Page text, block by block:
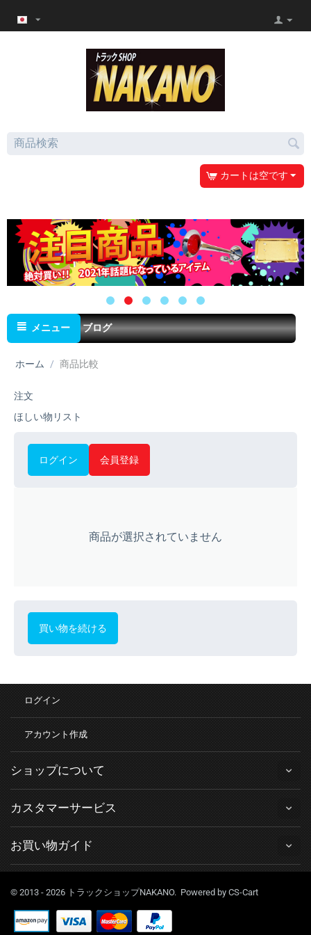
カートは空です
メニュー ブログ
ホーム / 商品比較
注文
ほしい物リスト
ログイン 会員登録
商品が選択されていません
買い物を続ける
ログイン
アカウント作成
ショップについて
カスタマーサービス
お買い物ガイド
© 2013 - 2026 トラックショップNAKANO. Powered by CS-Cart